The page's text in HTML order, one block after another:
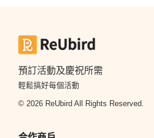
預訂活動及慶祝所需
輕鬆搞好每個活動
© 2026 ReUbird All Rights Reserved.